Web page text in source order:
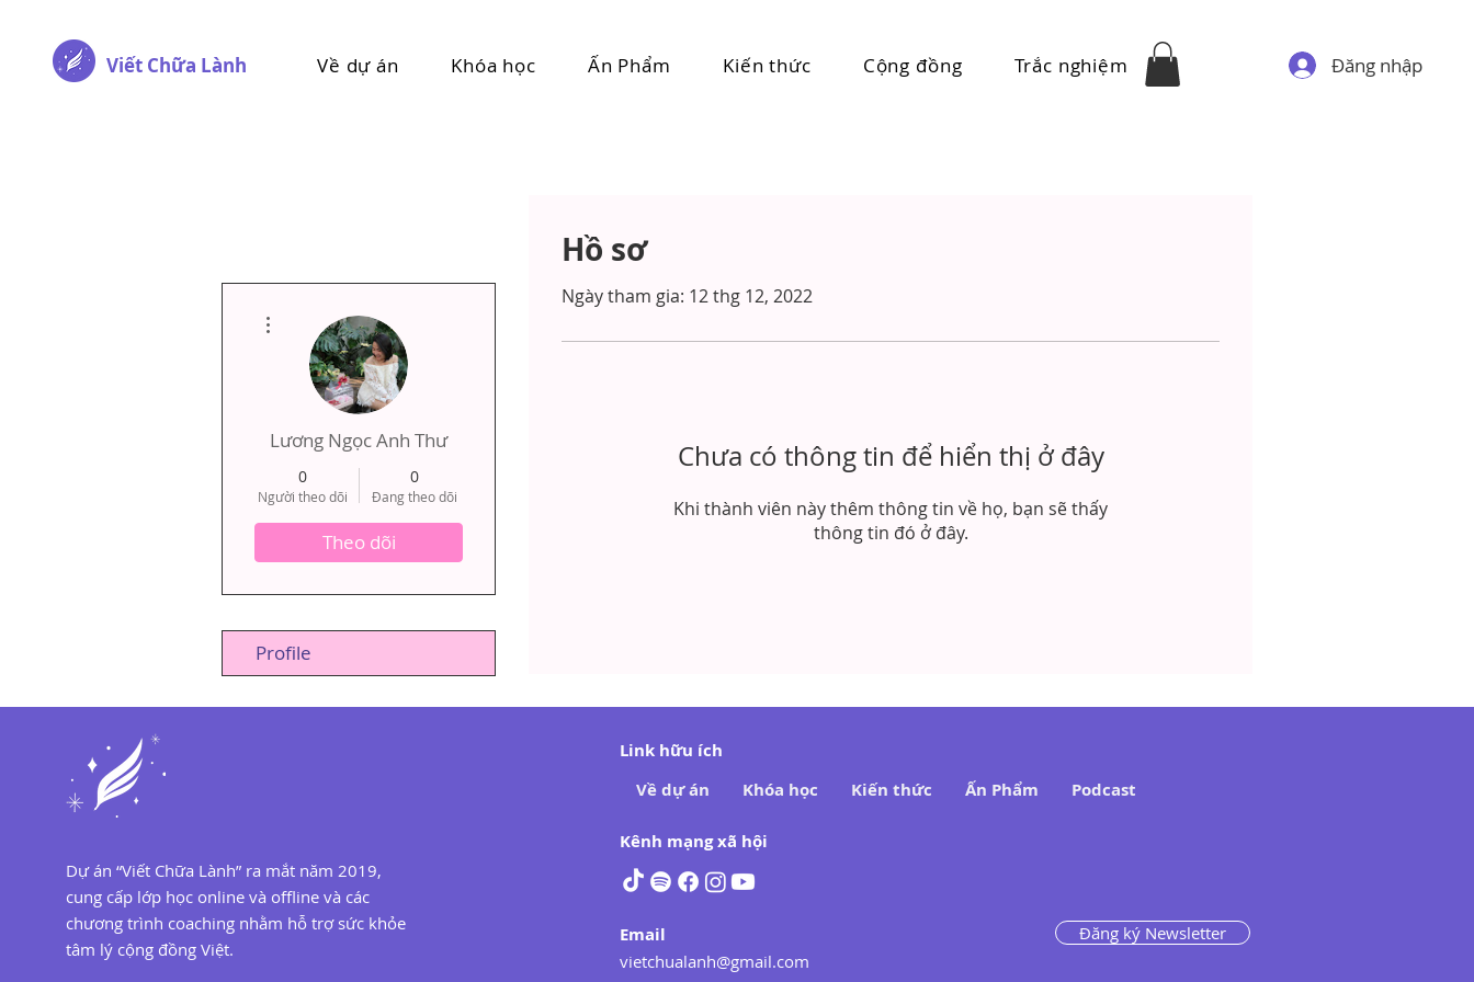
Viết Chữa Lành Về dự án Khóa học Ấn Phẩm Kiến thức Cộng đồng Trắc nghiệm Đăng nhập
Hồ sơ
Ngày tham gia: 12 thg 12, 2022
Chưa có thông tin để hiển thị ở đây
Khi thành viên này thêm thông tin về họ, bạn sẽ thấy
thông tin đó ở đây.
Lương Ngọc Anh Thư
0
Người theo dõi
0
Đang theo dõi
Theo dõi
Profile
Dự án “Viết Chữa Lành” ra mắt năm 2019,
cung cấp lớp học online và offline và các
chương trình coaching nhằm hỗ trợ sức khỏe
tâm lý cộng đồng Việt.
Link hữu ích
Về dự án
Khóa học Kiến thức Ấn Phẩm Podcast
Kênh mạng xã hội
Email
vietchualanh@gmail.com
Đăng ký Newsletter